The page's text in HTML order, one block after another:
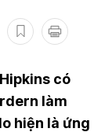
có
làm
hiện là ứng